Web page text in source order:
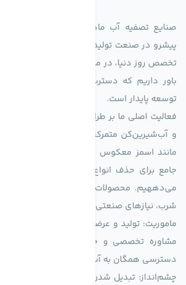
پیشرو در صنعت تولید تجهیزات تصفیه آب، با
تخصص روز دنیا، در مسیر تأمین آب سالم و
باور داریم که دسترسی به آب پاک، یک حق
توسعه پایدار است.
فعالیت اصلی ما بر طراحی و تولید سیستم‌های
و آب‌شیرین‌کن متمرکز است. ما با بهره‌گیری
جامع برای حذف انواع آلاینده‌ها، املاح و نمک
می‌دههیم. محصولات ما برای مصارف متنوعی
شرب، نیازهای صنعتی و کشاورزی طراحی و
ماموریت: تولید و عرضه محصولاتی با بالاترین
مشاوره تخصصی و خدمات پس از فروش
دسترسی همگان به آب پاک و سالم.
چشم‌انداز: تبدیل شدن به انتخاب اول صنایع